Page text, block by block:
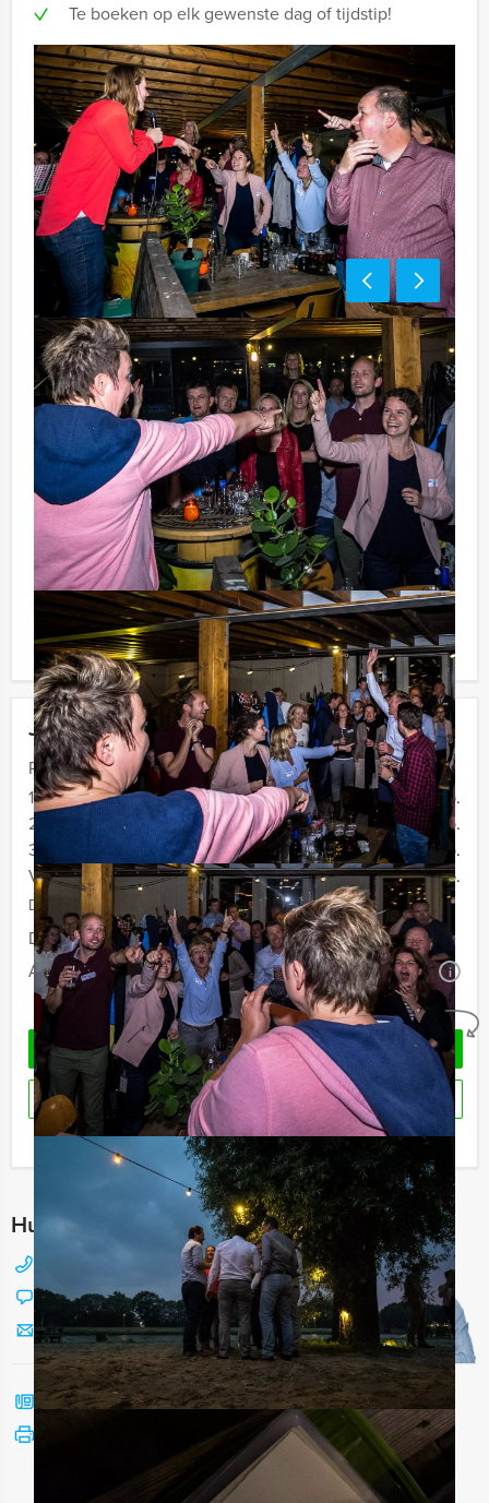
Jouw uitje
Prijs :
12 - 19 personen
€ 62,50 p.p.
20 - 29 personen
€ 59,50 p.p.
30 - 39 personen
€ 56,50 p.p.
Vanaf 40 personen
€ 54,50 p.p.
De prijzen zijn exclusief BTW
Duur:
3 uur en 30 minuten
Aantal:
Minimaal 12 personen i
Geheel vrijblijvend
OFFERTE AANVRAGEN
RESERVEREN
Ik heb een vraag over dit uitje
Hulp nodig bij het kiezen?
Chat met Jeroen
Stuur ons een mailtje
Bel mij terug
Bekijk printbare versie
Te boeken op elk gewenste dag of tijdstip!
Tip:
Niet telkens uw knip hoeven trekken om uw drankje af
te rekenen? Voor € 13,50 per persoon per uur (excl.
BTW) kunt u gebruikmaken van het drankarrangement,
waarbij u onbeperkt kunt genieten van bier, fris,
huiswijn, koffie en thee. En... zo komt u ook achteraf
niet voor verrassingen te staan!
Reservering voor kleinere groepen:
Komt u niet aan het minimale aantal deelnemers? Als u
bereid bent voor het minimale aantal te betalen, kunt u
ook gewoon voor minder personen boeken!